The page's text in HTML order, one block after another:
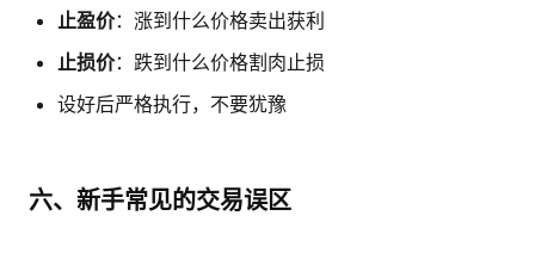
止盈价：涨到什么价格卖出获利
止损价：跌到什么价格割肉止损
设好后严格执行，不要犹豫
六、新手常见的交易误区